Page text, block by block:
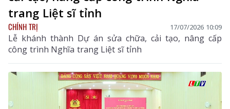
trang Liệt sĩ tỉnh
CHÍNH TRỊ 17/07/2026 10:09
Lễ khánh thành Dự án sửa chữa, cải tạo, nâng cấp
công trình Nghĩa trang Liệt sĩ tỉnh